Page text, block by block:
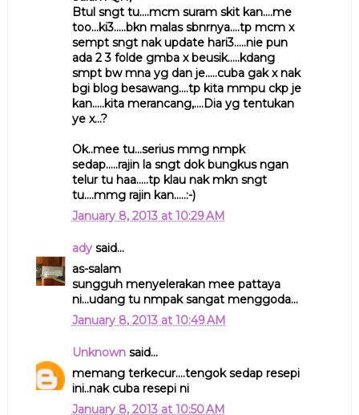
Btul sngt tu....mcm suram skit kan....me
too...ki3.....bkn malas sbnrnya....tp mcm x
sempt sngt nak update hari3.....nie pun
ada 2 3 folde gmba x beusik.....kdang
smpt bw mna yg dan je.....cuba gak x nak
bgi blog besawang....tp kita mmpu ckp je
kan.....kita merancang,....Dia yg tentukan
ye x...?
Ok..mee tu...serius mmg nmpk
sedap.....rajin la sngt dok bungkus ngan
telur tu haa.....tp klau nak mkn sngt
tu....mmg rajin kan.....:-)
January 8, 2013 at 10:29 AM
adysaid...
as-salam
sungguh menyelerakan mee pattaya
ni...udang tu nmpak sangat menggoda...
January 8, 2013 at 10:49 AM
Unknownsaid...
memang terkecur....tengok sedap resepi
ini..nak cuba resepi ni
January 8, 2013 at 10:50 AM